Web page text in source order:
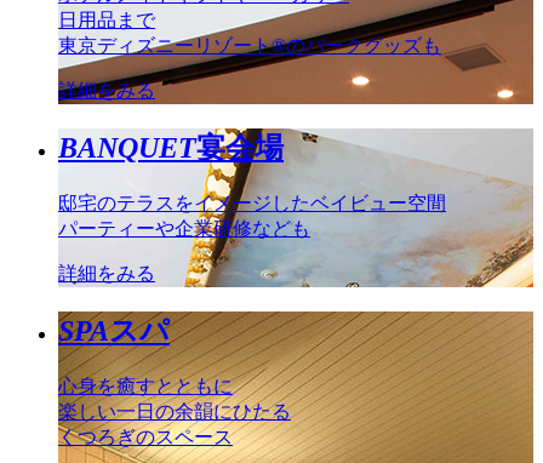
日用品まで
東京ディズニーリゾート®のパークグッズも
詳細をみる
BANQUET宴会場
邸宅のテラスをイメージしたベイビュー空間
パーティーや企業研修なども
詳細をみる
SPAスパ
心身を癒すとともに
楽しい一日の余韻にひたる
くつろぎのスペース